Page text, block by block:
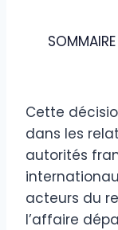
SOMMAIRE
Cette
dans les
autorités
acteurs du
l’affaire